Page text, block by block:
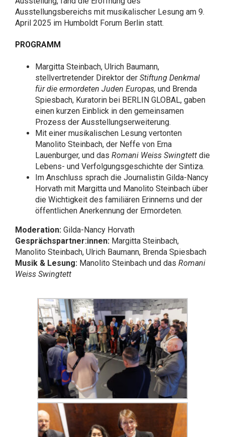
Ausstellungsbereichs mit musikalischer Lesung am 9.
April 2025 im Humboldt Forum Berlin statt.
PROGRAMM
Margitta Steinbach, Ulrich Baumann,
stellvertretender Direktor der Stiftung Denkmal
für die ermordeten Juden Europas, und Brenda
Spiesbach, Kuratorin bei BERLIN GLOBAL, gaben
einen kurzen Einblick in den gemeinsamen
Prozess der Ausstellungserweiterung.
Mit einer musikalischen Lesung vertonten
Manolito Steinbach, der Neffe von Erna
Lauenburger, und das Romani Weiss Swingtett die
Lebens- und Verfolgungsgeschichte der Sintiza.
Im Anschluss sprach die Journalistin Gilda-Nancy
Horvath mit Margitta und Manolito Steinbach über
die Wichtigkeit des familiären Erinnerns und der
öffentlichen Anerkennung der Ermordeten.
Moderation: Gilda-Nancy Horvath
Gesprächspartner:innen: Margitta Steinbach,
Manolito Steinbach, Ulrich Baumann, Brenda Spiesbach
Musik & Lesung: Manolito Steinbach und das Romani
Weiss Swingtett